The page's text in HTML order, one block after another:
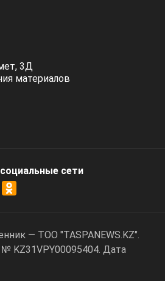
3Д
материалов
cети
— ТОО "TASPANEWS.KZ".
KZ31VPY00095404. Дата